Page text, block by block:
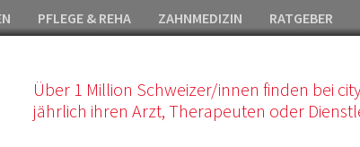
PFLEGE & REHA ZAHNMEDIZIN RATGEBER
Über 1 Million Schweizer/innen finden bei
jährlich ihren Arzt, Therapeuten oder